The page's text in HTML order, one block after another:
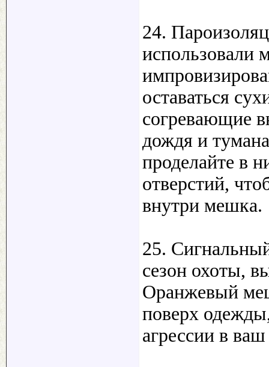
24.
использовали
оставаться
согревающие
дождя и
проделайте в
отверстий,
внутри мешка.
25.
сезон охоты,
Оранжевый
поверх
агрессии в